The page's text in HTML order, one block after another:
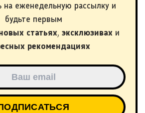
на еженедельную рассылку и
будьте первым
статьях, эксклюзивах и
рекомендациях